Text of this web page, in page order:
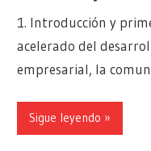
1. Introducción y
acelerado del
empresarial, la
Sigue leyendo